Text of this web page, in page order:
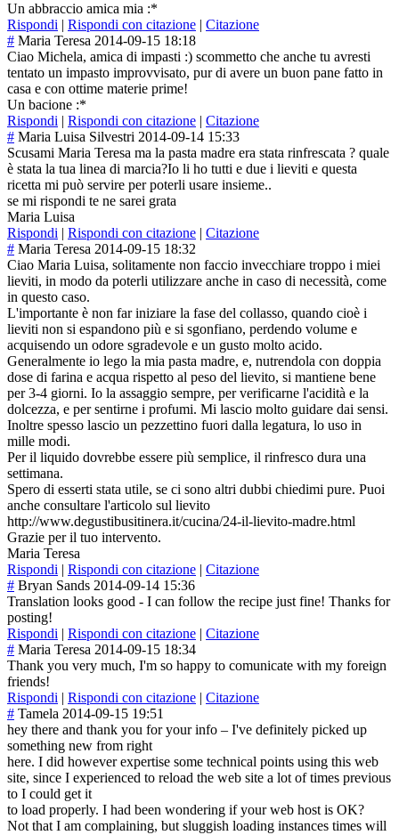
Un abbraccio amica mia :*
Rispondi | Rispondi con citazione | Citazione
# Maria Teresa 2014-09-15 18:18
Ciao Michela, amica di impasti :) scommetto che anche tu avresti
tentato un impasto improvvisato, pur di avere un buon pane fatto in
casa e con ottime materie prime!
Un bacione :*
Rispondi | Rispondi con citazione | Citazione
# Maria Luisa Silvestri 2014-09-14 15:33
Scusami Maria Teresa ma la pasta madre era stata rinfrescata ? quale
è stata la tua linea di marcia?Io li ho tutti e due i lieviti e questa
ricetta mi può servire per poterli usare insieme..
se mi rispondi te ne sarei grata
Maria Luisa
Rispondi | Rispondi con citazione | Citazione
# Maria Teresa 2014-09-15 18:32
Ciao Maria Luisa, solitamente non faccio invecchiare troppo i miei
lieviti, in modo da poterli utilizzare anche in caso di necessità, come
in questo caso.
L'importante è non far iniziare la fase del collasso, quando cioè i
lieviti non si espandono più e si sgonfiano, perdendo volume e
acquisendo un odore sgradevole e un gusto molto acido.
Generalmente io lego la mia pasta madre, e, nutrendola con doppia
dose di farina e acqua rispetto al peso del lievito, si mantiene bene
per 3-4 giorni. Io la assaggio sempre, per verificarne l'acidità e la
dolcezza, e per sentirne i profumi. Mi lascio molto guidare dai sensi.
Inoltre spesso lascio un pezzettino fuori dalla legatura, lo uso in
mille modi.
Per il liquido dovrebbe essere più semplice, il rinfresco dura una
settimana.
Spero di esserti stata utile, se ci sono altri dubbi chiedimi pure. Puoi
anche consultare l'articolo sul lievito
http://www.degustibusitinera.it/cucina/24-il-lievito-madre.html
Grazie per il tuo intervento.
Maria Teresa
Rispondi | Rispondi con citazione | Citazione
# Bryan Sands 2014-09-14 15:36
Translation looks good - I can follow the recipe just fine! Thanks for
posting!
Rispondi | Rispondi con citazione | Citazione
# Maria Teresa 2014-09-15 18:34
Thank you very much, I'm so happy to comunicate with my foreign
friends!
Rispondi | Rispondi con citazione | Citazione
# Tamela 2014-09-15 19:51
hey there and thank you for your info – I've definitely picked up
something new from right
here. I did however expertise some technical points using this web
site, since I experienced to reload the web site a lot of times previous
to I could get it
to load properly. I had been wondering if your web host is OK?
Not that I am complaining, but sluggish loading instances times will